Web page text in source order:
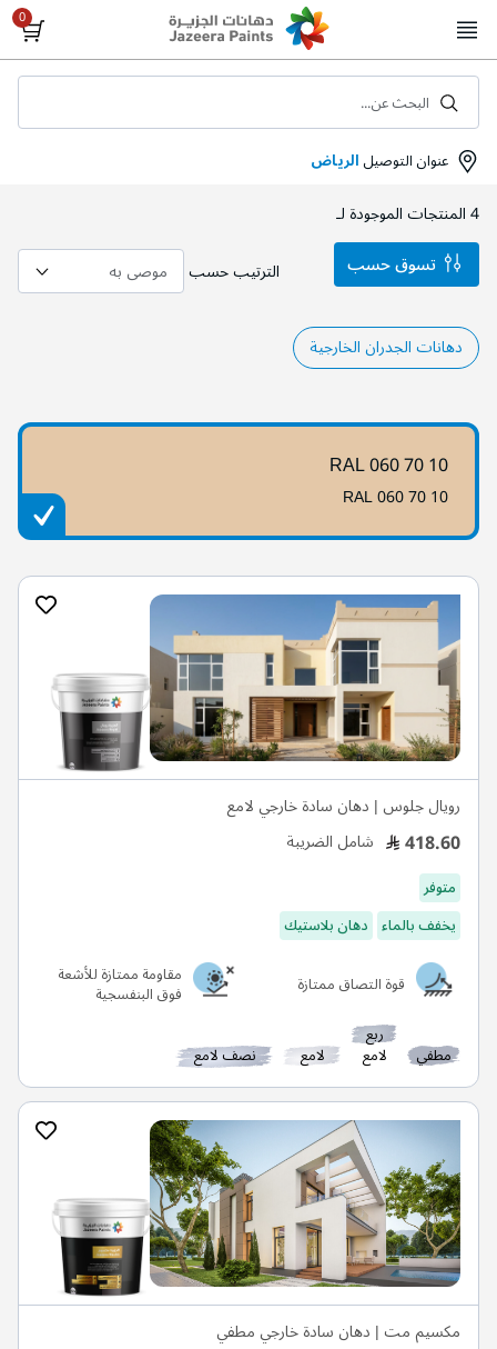
to
Content
عنوان التوصيلالرياض
البحث عن...
4المنتجات الموجودة لـ
الترتيب حسب
دهانات الجدران الخارجية
RAL 060 70 10
RAL 060 70 10
رويال جلوس | دهان سادة خارجي لامع
418.60 شامل الضريبة
متوفر
يخفف بالماء دهان بلاستيك
قوة التصاق ممتازة
مقاومة ممتازة للأشعة
فوق البنفسجية
مطفي
ربع
لامع لامع نصف لامع
مكسيم مت | دهان سادة خارجي مطفي
تسوق حسب